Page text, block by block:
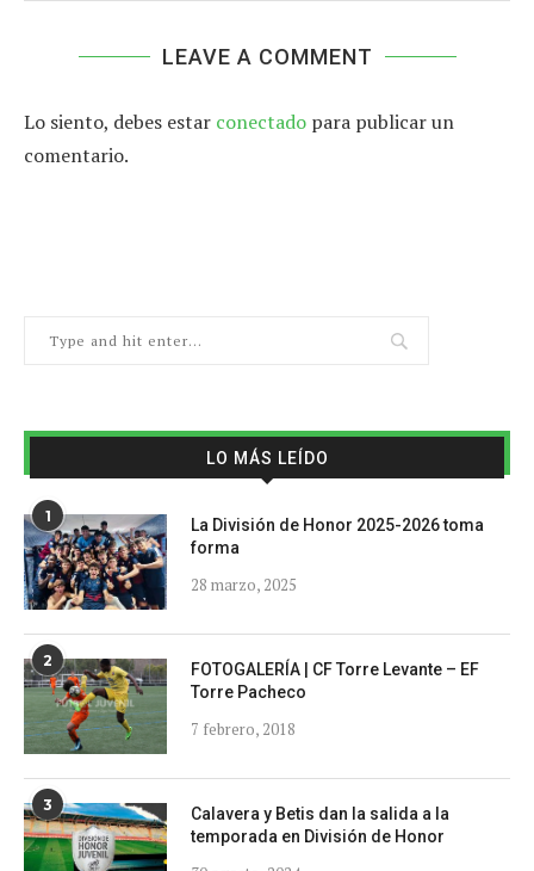
LEAVE A COMMENT
Lo siento, debes estar conectado para publicar un
comentario.
LO MÁS LEÍDO
1
La División de Honor 2025-2026 toma
forma
28 marzo, 2025
2
FOTOGALERÍA | CF Torre Levante – EF
Torre Pacheco
7 febrero, 2018
3
Calavera y Betis dan la salida a la
temporada en División de Honor